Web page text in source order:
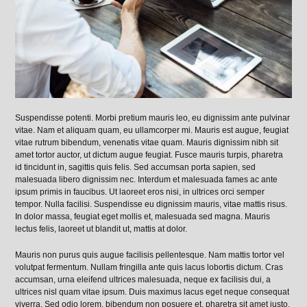
Suspendisse potenti. Morbi pretium mauris leo, eu dignissim ante pulvinar
vitae. Nam et aliquam quam, eu ullamcorper mi. Mauris est augue, feugiat
vitae rutrum bibendum, venenatis vitae quam. Mauris dignissim nibh sit
amet tortor auctor, ut dictum augue feugiat. Fusce mauris turpis, pharetra
id tincidunt in, sagittis quis felis. Sed accumsan porta sapien, sed
malesuada libero dignissim nec. Interdum et malesuada fames ac ante
ipsum primis in faucibus. Ut laoreet eros nisi, in ultrices orci semper
tempor. Nulla facilisi. Suspendisse eu dignissim mauris, vitae mattis risus.
In dolor massa, feugiat eget mollis et, malesuada sed magna. Mauris
lectus felis, laoreet ut blandit ut, mattis at dolor.
Mauris non purus quis augue facilisis pellentesque. Nam mattis tortor vel
volutpat fermentum. Nullam fringilla ante quis lacus lobortis dictum. Cras
accumsan, urna eleifend ultrices malesuada, neque ex facilisis dui, a
ultrices nisl quam vitae ipsum. Duis maximus lacus eget neque consequat
viverra. Sed odio lorem, bibendum non posuere et, pharetra sit amet justo.